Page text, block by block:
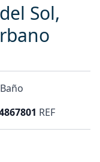
Sol,
REF
Baño